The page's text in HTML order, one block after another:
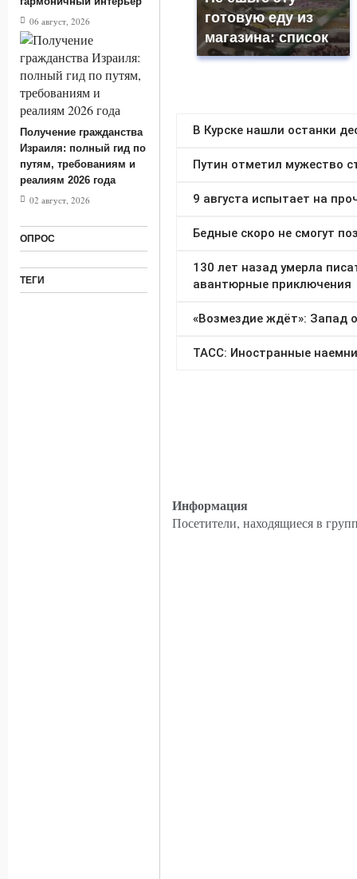
готовую еду из
магазина: список
Информация
Посетители, находящиеся в
06 август, 2026
Получение гражданства
Израиля: полный гид по
путям, требованиям и
реалиям 2026 года
02 август, 2026
ОПРОС
ТЕГИ